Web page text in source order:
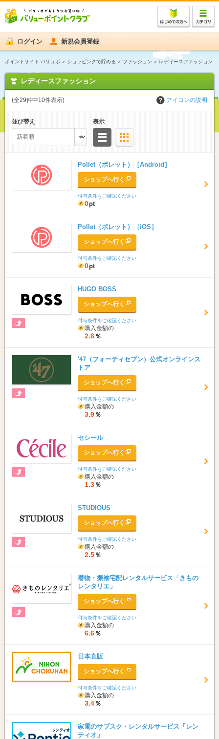
ログイン 新規会員登録
ポイントサイト バリュポ ショッピングで貯める ファッション レディースファッション
レディースファッション
(全29件中10件表示) アイコンの説明
並び替え
表示
リスト
Pollet（ポレット）［Android］
ショップへ行く
付与条件をご確認ください
0pt
Pollet（ポレット）［iOS］
ショップへ行く
付与条件をご確認ください
0pt
HUGO BOSS
ショップへ行く
付与条件をご確認ください
購入金額の
2.6 ％
'47（フォーティセブン）公式オンラインス
トア
ショップへ行く
付与条件をご確認ください
購入金額の
3.9 ％
セシール
ショップへ行く
付与条件をご確認ください
購入金額の
1.3 ％
STUDIOUS
ショップへ行く
付与条件をご確認ください
購入金額の
2.5 ％
着物・振袖宅配レンタルサービス「きもの
レンタリエ」
ショップへ行く
付与条件をご確認ください
購入金額の
6.6 ％
日本直販
ショップへ行く
付与条件をご確認ください
購入金額の
3.4 ％
家電のサブスク・レンタルサービス「レン
ティオ」